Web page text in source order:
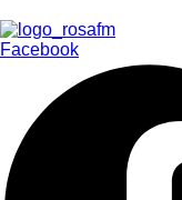
Facebook